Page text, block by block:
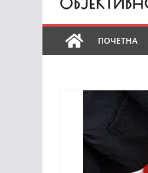
ПОЧЕТНА